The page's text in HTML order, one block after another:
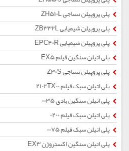
پلی پروپیلن نساجی ZH510L
پلی پروپیلن شیمیایی ZB332L
پلی پروپیلن شیمیایی EPC40R
پلی اتیلن سنگین فیلم EX5
پلی پروپیلن نساجی Z30S
پلی اتیلن سبک فیلم 2102TX00
پلی اتیلن سنگین بادی 0035
پلی اتیلن سبک فیلم 0200
پلی اتیلن سبک فیلم 0075
پلی اتیلن سنگین اکستروژن EX3